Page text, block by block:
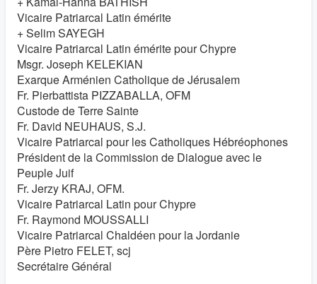
Vicaire Patriarcal Latin émérite
+ Selim SAYEGH
Vicaire Patriarcal Latin émérite pour Chypre
Msgr. Joseph KELEKIAN
Exarque Arménien Catholique de Jérusalem
Fr. Pierbattista PIZZABALLA, OFM
Custode de Terre Sainte
Fr. David NEUHAUS, S.J.
Vicaire Patriarcal pour les Catholiques Hébréophones
Président de la Commission de Dialogue avec le
Peuple Juif
Fr. Jerzy KRAJ, OFM.
Vicaire Patriarcal Latin pour Chypre
Fr. Raymond MOUSSALLI
Vicaire Patriarcal Chaldéen pour la Jordanie
Père Pietro FELET, scj
Secrétaire Général